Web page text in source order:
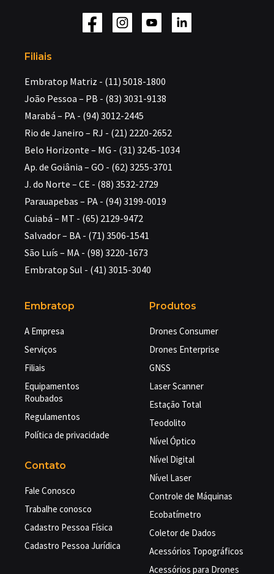
Filiais
Embratop Matriz - (11) 5018-1800
João Pessoa – PB - (83) 3031-9138
Marabá – PA - (94) 3012-2445
Rio de Janeiro – RJ - (21) 2220-2652
Belo Horizonte – MG - (31) 3245-1034
Ap. de Goiânia – GO - (62) 3255-3701
J. do Norte – CE - (88) 3532-2729
Parauapebas – PA - (94) 3199-0019
Cuiabá – MT - (65) 2129-9472
Salvador – BA - (71) 3506-1541
São Luís – MA - (98) 3220-1673
Embratop Sul - (41) 3015-3040
Embratop
A Empresa
Serviços
Filiais
Equipamentos
Roubados
Regulamentos
Política de privacidade
Contato
Fale Conosco
Trabalhe conosco
Cadastro Pessoa Física
Cadastro Pessoa Jurídica
Produtos
Drones Consumer
Drones Enterprise
GNSS
Laser Scanner
Estação Total
Teodolito
Nível Óptico
Nível Digital
Nível Laser
Controle de Máquinas
Ecobatímetro
Coletor de Dados
Acessórios Topográficos
Acessórios para Drones